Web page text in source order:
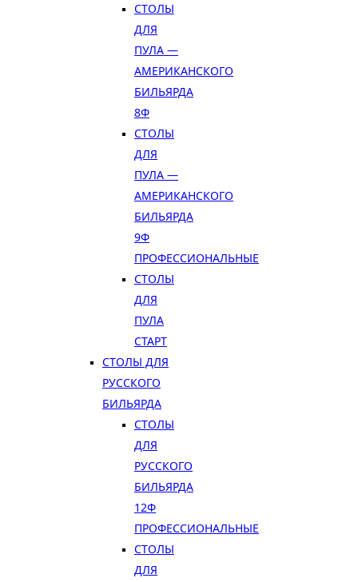
СТОЛЫ
ДЛЯ
ПУЛА —
АМЕРИКАНСКОГО
БИЛЬЯРДА
8Ф
СТОЛЫ
ДЛЯ
ПУЛА —
АМЕРИКАНСКОГО
БИЛЬЯРДА
9Ф
ПРОФЕССИОНАЛЬНЫЕ
СТОЛЫ
ДЛЯ
ПУЛА
СТАРТ
СТОЛЫ ДЛЯ
РУССКОГО
БИЛЬЯРДА
СТОЛЫ
ДЛЯ
РУССКОГО
БИЛЬЯРДА
12Ф
ПРОФЕССИОНАЛЬНЫЕ
СТОЛЫ
ДЛЯ